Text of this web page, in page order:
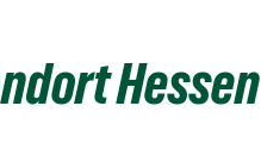
Hessen